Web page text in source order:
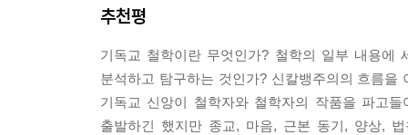
왔다.
---「9장 근대 철학」중에서
실제로 우리가 보기에 포스트모더니즘 내에서 아
다. 거기서는 결과에 대한 염려 없이 신, 정의, 결
정리에는 조악할 수 있다는 위험이 늘 따르지만,
이래의 사유에서 점점 소외되는 신앙적 측면을 부
기독교 철학의 르네상스
추천평
기독교 철학이란 무엇인가? 철학의 일부 내용에
분석하고 탐구하는 것인가? 신칼뱅주의의 흐름
기독교 신앙이 철학자와 철학자의 작품을 파고
출발하긴 했지만 종교, 마음, 근본 동기, 양상,